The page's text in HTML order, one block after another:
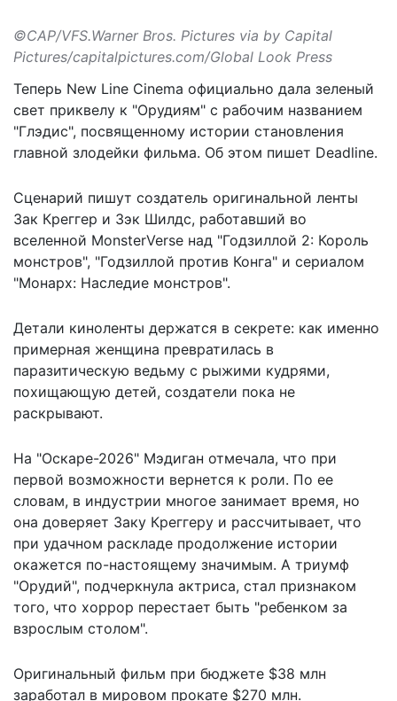
©CAP/VFS.Warner Bros. Pictures via by Capital
Pictures/capitalpictures.com/Global Look Press
Теперь New Line Cinema официально дала зеленый
свет приквелу к "Орудиям" с рабочим названием
"Глэдис", посвященному истории становления
главной злодейки фильма. Об этом пишет Deadline.
Сценарий пишут создатель оригинальной ленты
Зак Креггер и Зэк Шилдс, работавший во
вселенной MonsterVerse над "Годзиллой 2: Король
монстров", "Годзиллой против Конга" и сериалом
"Монарх: Наследие монстров".
Детали киноленты держатся в секрете: как именно
примерная женщина превратилась в
паразитическую ведьму с рыжими кудрями,
похищающую детей, создатели пока не
раскрывают.
На "Оскаре-2026" Мэдиган отмечала, что при
первой возможности вернется к роли. По ее
словам, в индустрии многое занимает время, но
она доверяет Заку Креггеру и рассчитывает, что
при удачном раскладе продолжение истории
окажется по-настоящему значимым. А триумф
"Орудий", подчеркнула актриса, стал признаком
того, что хоррор перестает быть "ребенком за
взрослым столом".
Оригинальный фильм при бюджете $38 млн
заработал в мировом прокате $270 млн.